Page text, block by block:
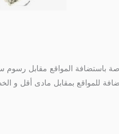
باستضافة المواقع مقابل رسوم
للمواقع بمقابل مادى أقل و